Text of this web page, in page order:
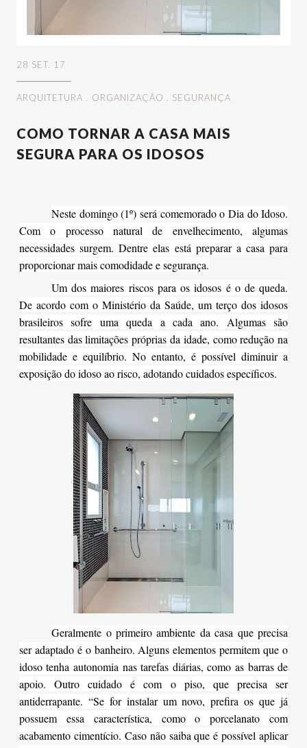
28 SET. 17
ARQUITETURA ORGANIZAÇÃO SEGURANÇA
COMO TORNAR A CASA MAIS
SEGURA PARA OS IDOSOS
Neste domingo (1º) será comemorado o Dia do Idoso.
Com o processo natural de envelhecimento, algumas
necessidades surgem. Dentre elas está preparar a casa para
proporcionar mais comodidade e segurança.
Um dos maiores riscos para os idosos é o de queda.
De acordo com o Ministério da Saúde, um terço dos idosos
brasileiros sofre uma queda a cada ano. Algumas são
resultantes das limitações próprias da idade, como redução na
mobilidade e equilíbrio. No entanto, é possível diminuir a
exposição do idoso ao risco, adotando cuidados específicos.
Geralmente o primeiro ambiente da casa que precisa
ser adaptado é o banheiro. Alguns elementos permitem que o
idoso tenha autonomia nas tarefas diárias, como as barras de
apoio. Outro cuidado é com o piso, que precisa ser
antiderrapante. “Se for instalar um novo, prefira os que já
possuem essa característica, como o porcelanato com
acabamento cimentício. Caso não saiba que é possível aplicar